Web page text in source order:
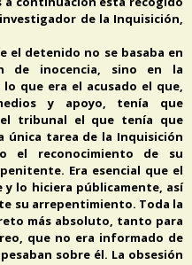
de la Inquisición,
el detenido no se basaba en
de inocencia, sino en la
que era el acusado el que,
y apoyo, tenía que
tribunal el que tenía que
única tarea de la Inquisición
el reconocimiento de su
Era esencial que el
y lo hiciera públicamente, así
su arrepentimiento. Toda la
más absoluto, tanto para
que no era informado de
sobre él. La obsesión